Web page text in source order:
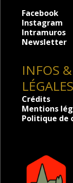
Facebook
Instagram
Intramuros
Newsletter
INFOS
LÉGALES
Crédits
Mentions
Politique de